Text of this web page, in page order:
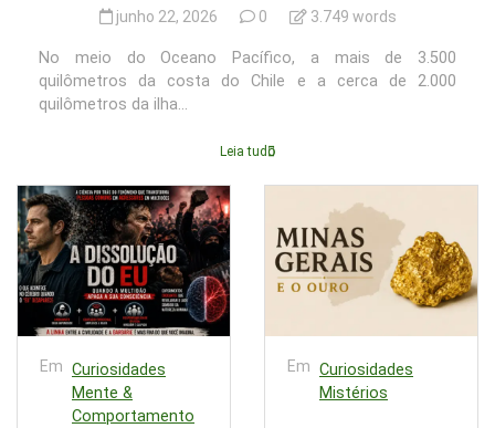
junho 22, 2026 0 3.749 words
No meio do Oceano Pacífico, a mais de 3.500
quilômetros da costa do Chile e a cerca de 2.000
quilômetros da ilha...
Leia tudo
Em Curiosidades
Mente &
Comportamento
Em Curiosidades
Mistérios